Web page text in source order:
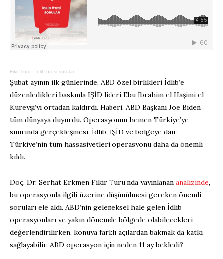
Fikir Turu · İdlib ötesi sorular
Şubat ayının ilk günlerinde, ABD özel birlikleri İdlib’e
düzenledikleri baskınla IŞİD lideri Ebu İbrahim el Haşimi el
Kureyşi’yi ortadan kaldırdı. Haberi, ABD Başkanı Joe Biden
tüm dünyaya duyurdu. Operasyonun hemen Türkiye’ye
sınırında gerçekleşmesi, İdlib, IŞİD ve bölgeye dair
Türkiye’nin tüm hassasiyetleri operasyonu daha da önemli
kıldı.
Doç. Dr. Serhat Erkmen Fikir Turu’nda yayınlanan analizinde,
bu operasyonla ilgili üzerine düşünülmesi gereken önemli
soruları ele aldı. ABD’nin geleneksel hale gelen İdlib
operasyonları ve yakın dönemde bölgede olabilecekleri
değerlendirilirken, konuya farklı açılardan bakmak da katkı
sağlayabilir. ABD operasyon için neden 11 ay bekledi?